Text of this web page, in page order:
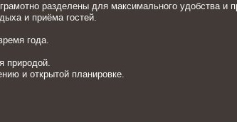
разделены для максимального удобства и
и приёма гостей.
года.
природой.
и открытой планировке.